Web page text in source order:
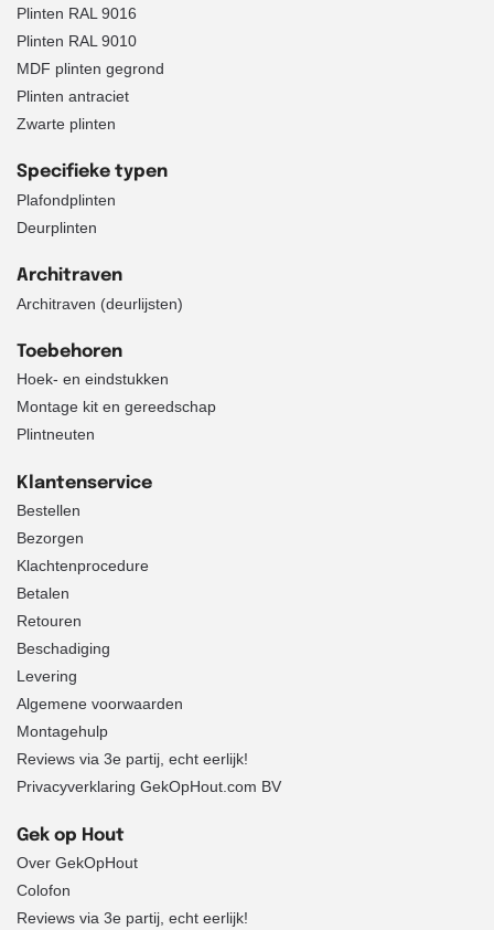
Plinten RAL 9016
Plinten RAL 9010
MDF plinten gegrond
Plinten antraciet
Zwarte plinten
Specifieke typen
Plafondplinten
Deurplinten
Architraven
Architraven (deurlijsten)
Toebehoren
Hoek- en eindstukken
Montage kit en gereedschap
Plintneuten
Klantenservice
Bestellen
Bezorgen
Klachtenprocedure
Betalen
Retouren
Beschadiging
Levering
Algemene voorwaarden
Montagehulp
Reviews via 3e partij, echt eerlijk!
Privacyverklaring GekOpHout.com BV
Gek op Hout
Over GekOpHout
Colofon
Reviews via 3e partij, echt eerlijk!